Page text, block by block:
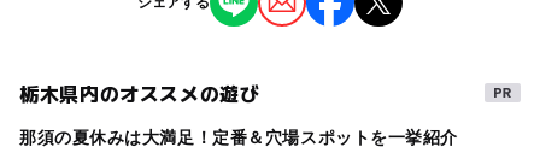
ることがあります。
栃木県内のオススメの遊び
那須の夏休みは大満足！定番＆穴場スポットを一挙紹介